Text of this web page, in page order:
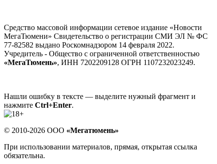
Средство массовой информации сетевое издание «Новости
МегаТюмени» Свидетельство о регистрации СМИ ЭЛ № ФС
77-82582 выдано Роскомнадзором 14 февраля 2022.
Учредитель - Общество с ограниченной ответственностью
«МегаТюмень», ИНН 7202209128 ОГРН 1107232023249.
Нашли ошибку в тексте — выделите нужный фрагмент и
нажмите Ctrl+Enter.
© 2010-2026 ООО «Мегатюмень»
При использовании материалов, прямая, открытая ссылка
обязательна.